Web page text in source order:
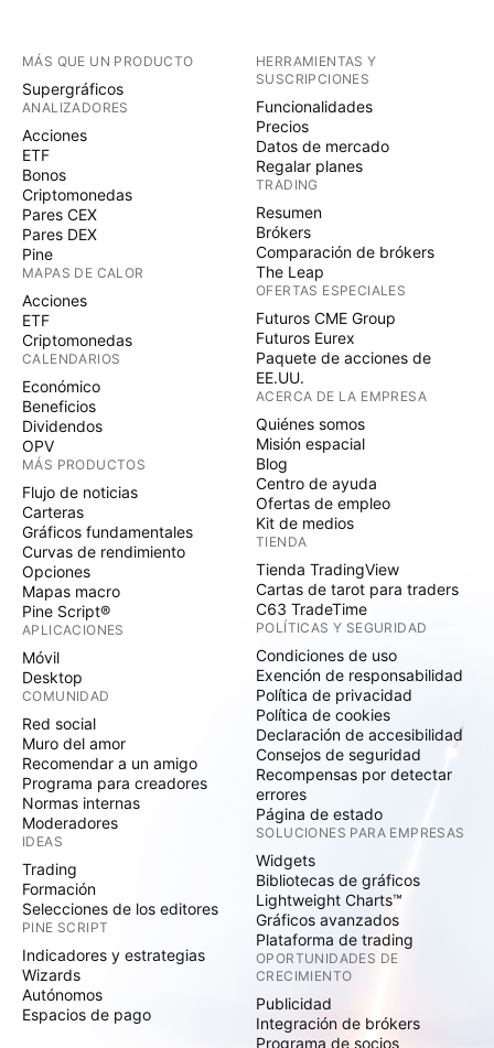
MÁS QUE UN PRODUCTO
Supergráficos
ANALIZADORES
Acciones
ETF
Bonos
Criptomonedas
Pares CEX
Pares DEX
Pine
MAPAS DE CALOR
Acciones
ETF
Criptomonedas
CALENDARIOS
Económico
Beneficios
Dividendos
OPV
MÁS PRODUCTOS
Flujo de noticias
Carteras
Gráficos fundamentales
Curvas de rendimiento
Opciones
Mapas macro
Pine Script®
APLICACIONES
Móvil
Desktop
COMUNIDAD
Red social
Muro del amor
Recomendar a un amigo
Programa para creadores
Normas internas
Moderadores
IDEAS
Trading
Formación
Selecciones de los editores
PINE SCRIPT
Indicadores y estrategias
Wizards
Autónomos
Espacios de pago
HERRAMIENTAS Y
SUSCRIPCIONES
Funcionalidades
Precios
Datos de mercado
Regalar planes
TRADING
Resumen
Brókers
Comparación de brókers
The Leap
OFERTAS ESPECIALES
Futuros CME Group
Futuros Eurex
Paquete de acciones de
EE.UU.
ACERCA DE LA EMPRESA
Quiénes somos
Misión espacial
Blog
Centro de ayuda
Ofertas de empleo
Kit de medios
TIENDA
Tienda TradingView
Cartas de tarot para traders
C63 TradeTime
POLÍTICAS Y SEGURIDAD
Condiciones de uso
Exención de responsabilidad
Política de privacidad
Política de cookies
Declaración de accesibilidad
Consejos de seguridad
Recompensas por detectar
errores
Página de estado
SOLUCIONES PARA EMPRESAS
Widgets
Bibliotecas de gráficos
Lightweight Charts™
Gráficos avanzados
Plataforma de trading
OPORTUNIDADES DE
CRECIMIENTO
Publicidad
Integración de brókers
Programa de socios